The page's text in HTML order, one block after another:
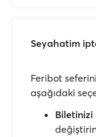
Seyahatim
Feribot
aşağıdaki
Biletinizi